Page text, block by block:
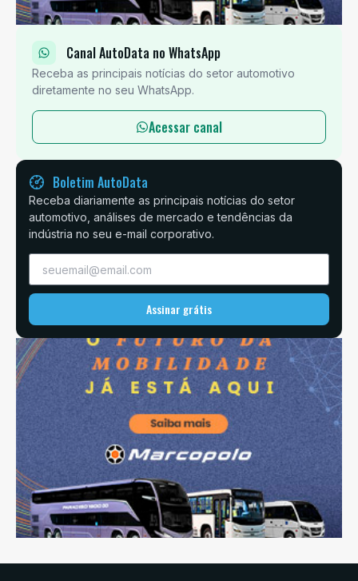
Canal AutoData no WhatsApp
Receba as principais notícias do setor automotivo
diretamente no seu WhatsApp.
Acessar canal
Boletim AutoData
Receba diariamente as principais notícias do setor
automotivo, análises de mercado e tendências da
indústria no seu e-mail corporativo.
Assinar grátis